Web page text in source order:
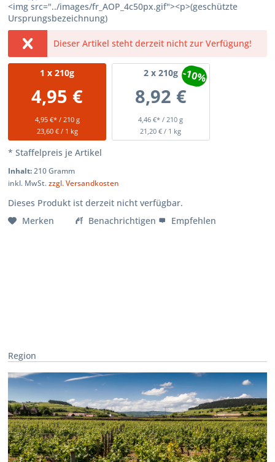
<img src="../images/fr_AOP_4c50px.gif"><p>(geschützte
Ursprungsbezeichnung)
Dieser Artikel steht derzeit nicht zur Verfügung!
1 x 210g
4,95 €
4,95 €* / 210 g
23,60 € / 1 kg
2x 210g
8,92 €
4,46 €* / 210 g
-10%
21,20 € / 1 kg
* Staffelpreis je Artikel
Inhalt:210 Gramm
inkl. MwSt.zzgl. Versandkosten
Dieses Produkt ist derzeit nicht verfügbar.
Merken
Benachrichtigen Empfehlen
Region